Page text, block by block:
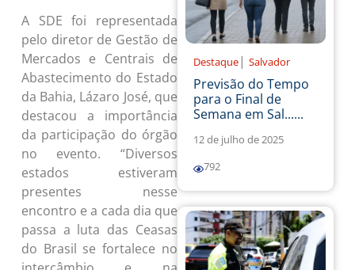
A SDE foi representada
pelo diretor de Gestão de
Mercados e Centrais de
Abastecimento do Estado
da Bahia, Lázaro José, que
destacou a importância
da participação do órgão
no evento. “Diversos
estados estiveram
presentes nesse
encontro e a cada dia que
passa a luta das Ceasas
do Brasil se fortalece no
Destaque | Salvador
Previsão do Tempo
para o Final de
Semana em Sal......
12 de julho de 2025
792